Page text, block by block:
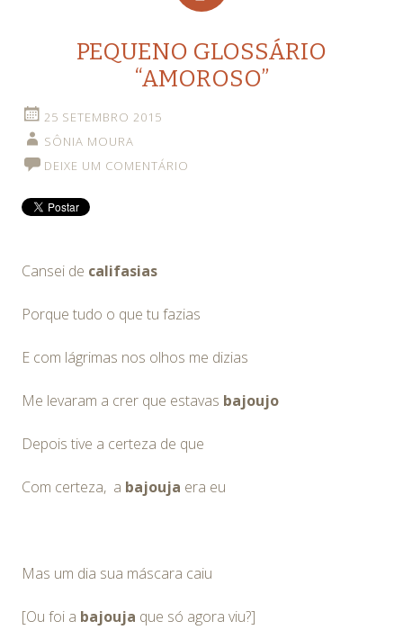
PEQUENO GLOSSÁRIO
“AMOROSO”
25 SETEMBRO 2015
SÔNIA MOURA
DEIXE UM COMENTÁRIO
Cansei de califasias
Porque tudo o que tu fazias
E com lágrimas nos olhos me dizias
Me levaram a crer que estavas bajoujo
Depois tive a certeza de que
Com certeza, a bajouja era eu
Mas um dia sua máscara caiu
[Ou foi a bajouja que só agora viu?]